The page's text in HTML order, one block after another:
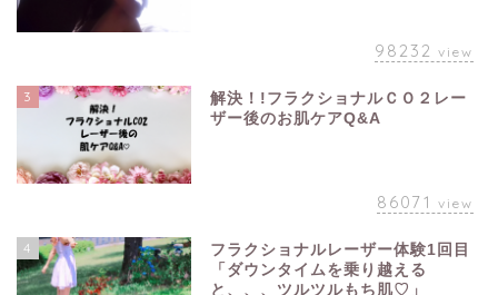
98232 view
3
解決！!フラクショナルＣＯ２レー
ザー後のお肌ケアQ&A
86071 view
4
フラクショナルレーザー体験1回目
「ダウンタイムを乗り越える
と、、、ツルツルもち肌♡」